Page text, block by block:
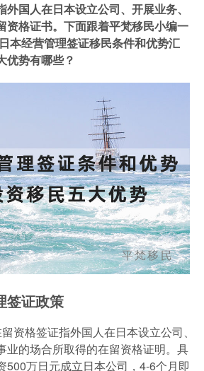
国人在日本设立公司、开展业务、
资格证书。下面跟着平梵移民小编一
本经营管理签证移民条件和优势汇
优势有哪些？
签证政策
资格签证指外国人在日本设立公司、
业的场合所取得的在留资格证明。具
500万日元成立日本公司，4-6个月即